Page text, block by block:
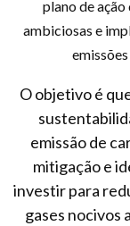
plano de
ambiciosas e
O objetivo é
emissão de
mitigação e
investir para
gases nocivos